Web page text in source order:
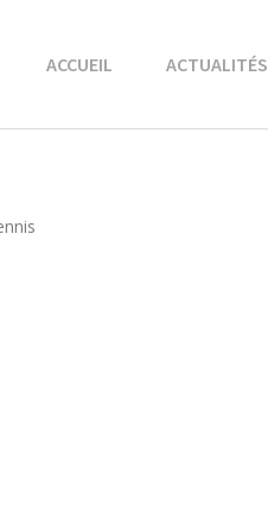
ACCUEIL ACTUALITÉS